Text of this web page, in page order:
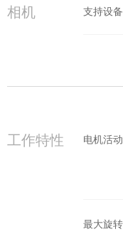
相机 支持设备
工作特性 电机活
最大旋